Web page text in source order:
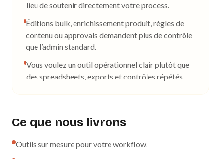
lieu de soutenir directement votre process.
Éditions bulk, enrichissement produit, règles de
contenu ou approvals demandent plus de contrôle
que l’admin standard.
Vous voulez un outil opérationnel clair plutôt que
des spreadsheets, exports et contrôles répétés.
Ce que nous livrons
Outils sur mesure pour votre workflow.